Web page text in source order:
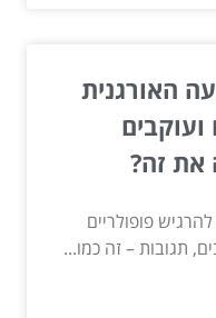
האורגנית
ועוקבים
את זה?
פופולריים
תגובות – זה כמו...